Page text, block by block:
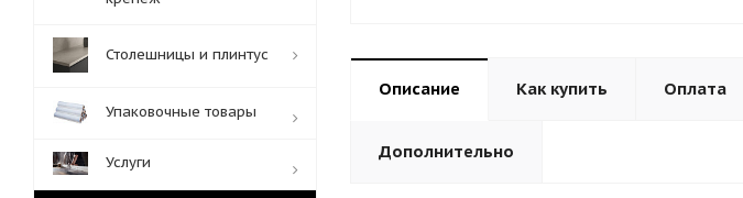
Описание Как купить Оплата
Дополнительно
Столешницы и плинтус
Упаковочные товары
Услуги